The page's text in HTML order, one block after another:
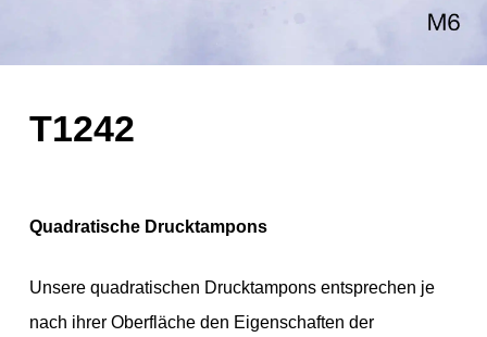
T1242
Quadratische Drucktampons
Unsere quadratischen Drucktampons entsprechen je
nach ihrer Oberfläche den Eigenschaften der